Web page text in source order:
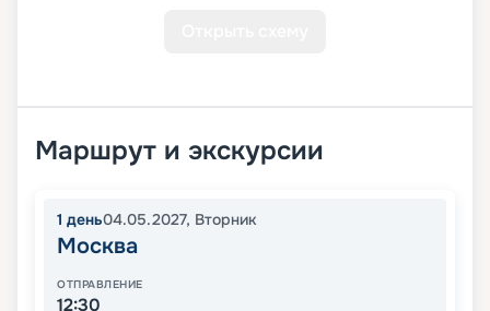
Маршрут и экскурсии
1 день04.05.2027, Вторник
Москва
ОТПРАВЛЕНИЕ
12:30